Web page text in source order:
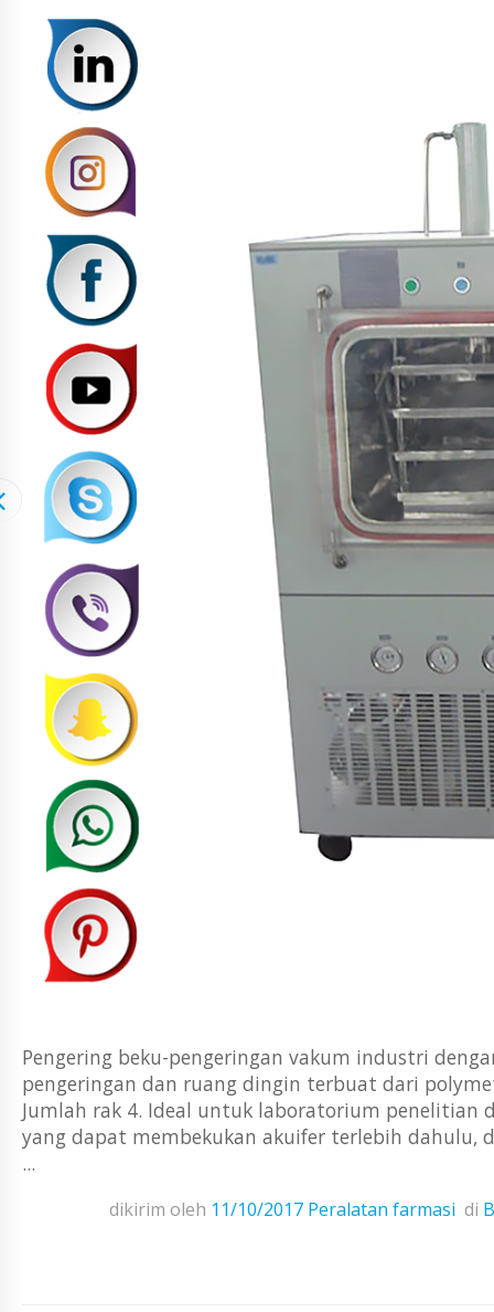
Pengering beku-pengeringan vakum industri
pengeringan dan ruang dingin terbuat dari
Jumlah rak 4. Ideal untuk laboratorium penelitian
yang dapat membekukan akuifer terlebih
...
dikirim oleh 11/10/2017 Peralatan farmasi di